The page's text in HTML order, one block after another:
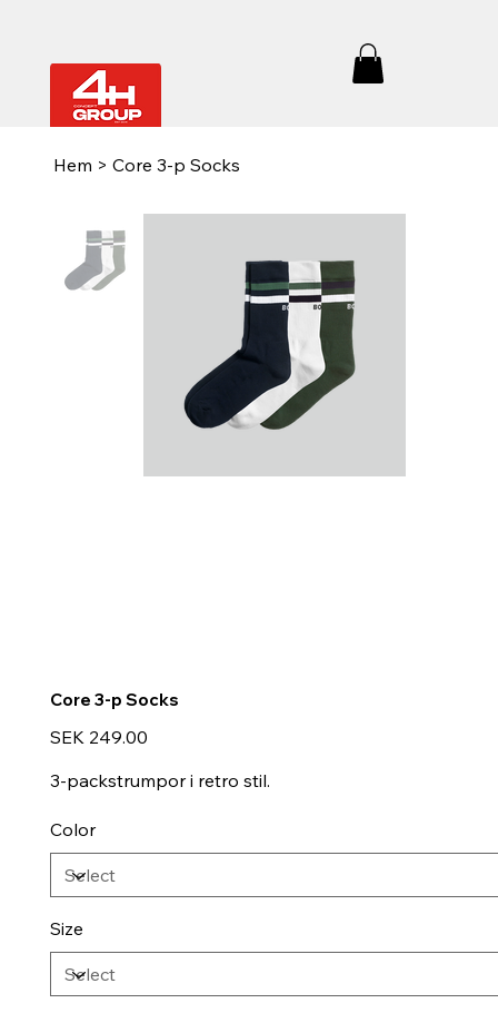
Hem > Core 3-p Socks
Core 3-p Socks
Price
SEK 249.00
3-packstrumpor i retro stil.
Color
Size